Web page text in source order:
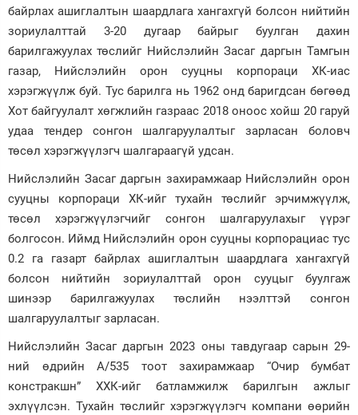
Зурхай
байрлах ашиглалтын шаардлага хангахгүй болсон нийтийн
зориулалттай 3-20 дугаар байрыг буулган дахин
барилгажуулах төслийг Нийслэлийн Засаг даргын Тамгын
газар, Нийслэлийн орон сууцны корпораци ХК-иас
хэрэгжүүлж буй. Тус барилга нь 1962 онд баригдсан бөгөөд
Хот байгуулалт хөгжлийн газраас 2018 оноос хойш 20 гаруй
удаа тендер сонгон шалгаруулалтыг зарласан боловч
төсөл хэрэгжүүлэгч шалгараагүй удсан.
Нийслэлийн Засаг даргын захирамжаар Нийслэлийн орон
сууцны корпораци ХК-ийг тухайн төслийг эрчимжүүлж,
төсөл хэрэгжүүлэгчийг сонгон шалгаруулахыг үүрэг
болгосон. Иймд Нийслэлийн орон сууцны корпорациас тус
0.2 га газарт байрлах ашиглалтын шаардлага хангахгүй
болсон нийтийн зориулалттай орон сууцыг буулгаж
шинээр барилгажуулах төслийн нээлттэй сонгон
шалгаруулалтыг зарласан.
Нийслэлийн Засаг даргын 2023 оны тавдугаар сарын 29-
ний өдрийн А/535 тоот захирамжаар “Очир бумбат
констракшн” ХХК-ийг батламжилж барилгын ажлыг
эхлүүлсэн. Тухайн төслийг хэрэгжүүлэгч компани өөрийн